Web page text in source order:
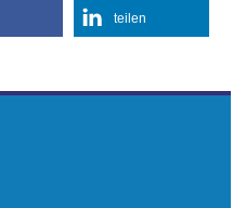
teilen